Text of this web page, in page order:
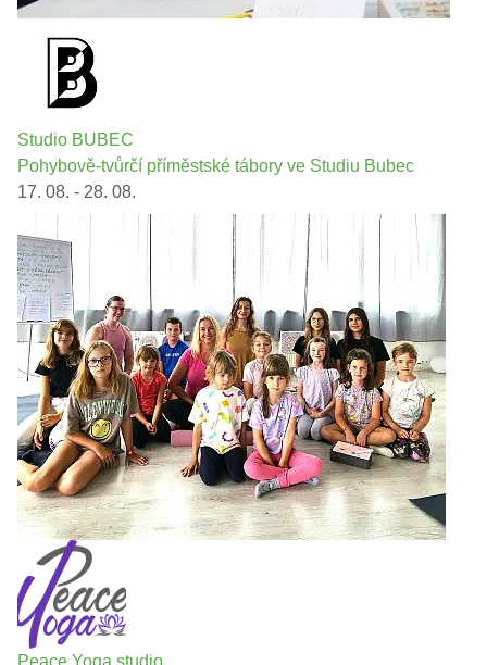
Studio BUBEC
Pohybově-tvůrčí příměstské tábory ve Studiu Bubec
17. 08. - 28. 08.